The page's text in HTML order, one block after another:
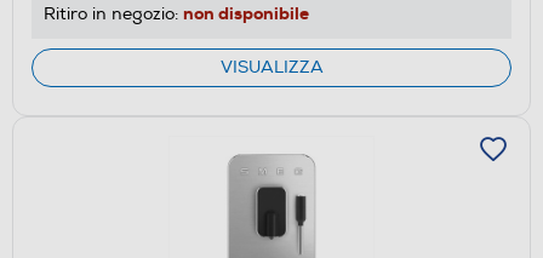
Ritiro in negozio: non disponibile
VISUALIZZA